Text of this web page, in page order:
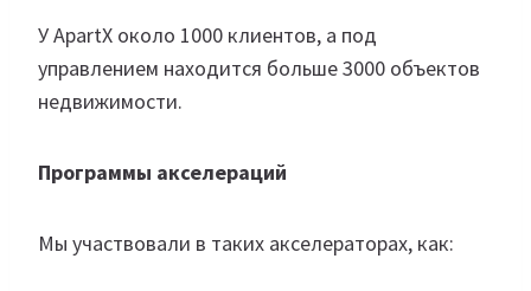
У ApartX около 1000 клиентов, а под
управлением находится больше 3000 объектов
недвижимости.
Программы акселераций
Мы участвовали в таких акселераторах, как: